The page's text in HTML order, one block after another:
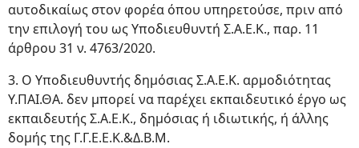
αυτοδικαίως στον φορέα όπου υπηρετούσε, πριν από
την επιλογή του ως Υποδιευθυντή Σ.Α.Ε.Κ., παρ. 11
άρθρου 31 ν. 4763/2020.
3. Ο Υποδιευθυντής δημόσιας Σ.Α.Ε.Κ. αρμοδιότητας
Υ.ΠΑΙ.ΘΑ. δεν μπορεί να παρέχει εκπαιδευτικό έργο ως
εκπαιδευτής Σ.Α.Ε.Κ., δημόσιας ή ιδιωτικής, ή άλλης
δομής της Γ.Γ.Ε.Ε.Κ.&Δ.Β.Μ.